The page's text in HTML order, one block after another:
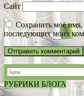
Сайт
Сохранить моё имя,
последующих моих
РУБРИКИ БЛОГА